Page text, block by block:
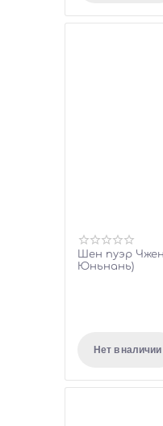
Шен пуэр
Юньнань)
Нет в наличии